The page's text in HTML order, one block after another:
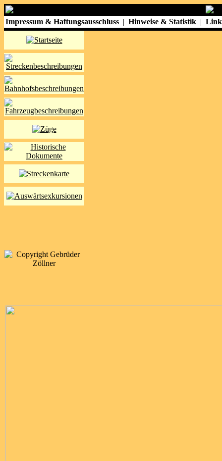
Impressum & Haftungsausschluss | Hinweise & Statistik |